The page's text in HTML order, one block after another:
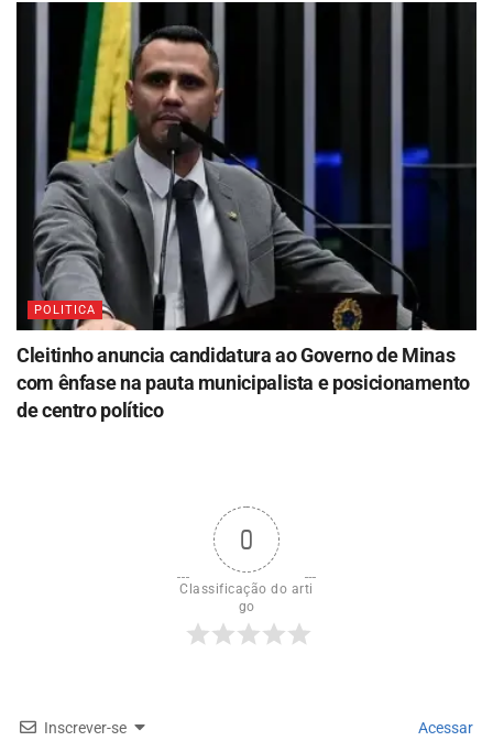
POLITICA
Cleitinho anuncia candidatura ao Governo de Minas
com ênfase na pauta municipalista e posicionamento
de centro político
0
Classificação do arti
go
Inscrever-se Acessar